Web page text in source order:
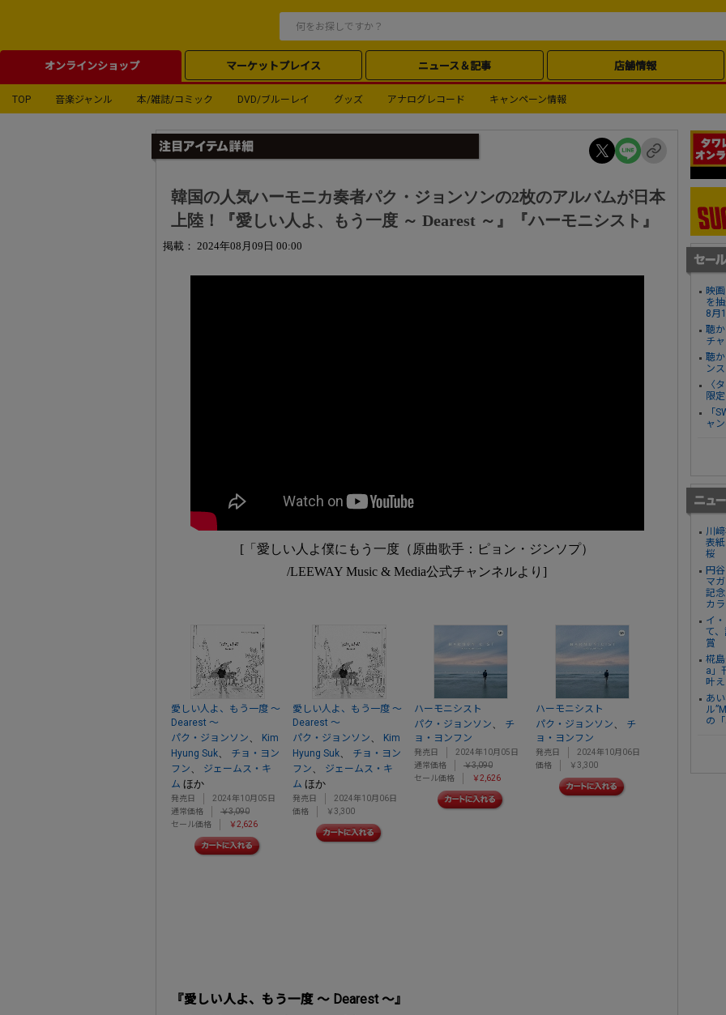
オンラインショップ マーケットプレイス ニュース＆記事 店舗情報
TOP 音楽ジャンル 本/雑誌/コミック DVD/ブルーレイ グッズ アナログレコード キャンペーン情報
韓国の人気ハーモニカ奏者パク・ジョンソンの2枚のアルバムが日本
上陸！『愛しい人よ、もう一度 ～ Dearest ～』『ハーモニシスト』
掲載： 2024年08月09日 00:00
[「愛しい人よ僕にもう一度（原曲歌手：ピョン・ジンソプ）
/LEEWAY Music & Media公式チャンネルより]
愛しい人よ、もう一度 ～
Dearest ～
パク・ジョンソン、
Kim
Hyung Suk、
チョ・ヨン
フン、
ジェームス・キ
ム ほか
発売日
2024年10月05日
通常価格
￥3,090
セール価格
￥2,626
愛しい人よ、もう一度 ～
Dearest ～
パク・ジョンソン、
Kim
Hyung Suk、
チョ・ヨン
フン、
ジェームス・キ
ム ほか
発売日
2024年10月06日
価格
￥3,300
ハーモニシスト
パク・ジョンソン、
チ
ョ・ヨンフン
発売日
2024年10月05日
通常価格
￥3,090
セール価格
￥2,626
ハーモニシスト
パク・ジョンソン、
チ
ョ・ヨンフン
発売日
2024年10月06日
価格
￥3,300
『愛しい人よ、もう一度 ～ Dearest ～』
映
を
8月
聴
チ
聴
ン
〈
限
「
ャ
川
表
桜
円
マ
記
カ
イ
て
賞
椛
a」
叶
あ
ル
の